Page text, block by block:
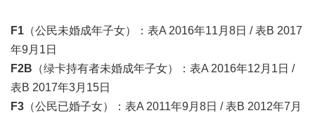
F1 （公民未婚成年子女）：表A 2016年11月8日 / 表B 2017
年9月1日
F2B （绿卡持有者未婚成年子女）：表A 2016年12月1日 /
表B 2017年3月15日
F3 （公民已婚子女）：表A 2011年9月8日 / 表B 2012年7月